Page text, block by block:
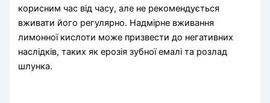
корисним час від часу, але не рекомендується
вживати його регулярно. Надмірне вживання
лимонної кислоти може призвести до негативних
наслідків, таких як ерозія зубної емалі та розлад
шлунка.